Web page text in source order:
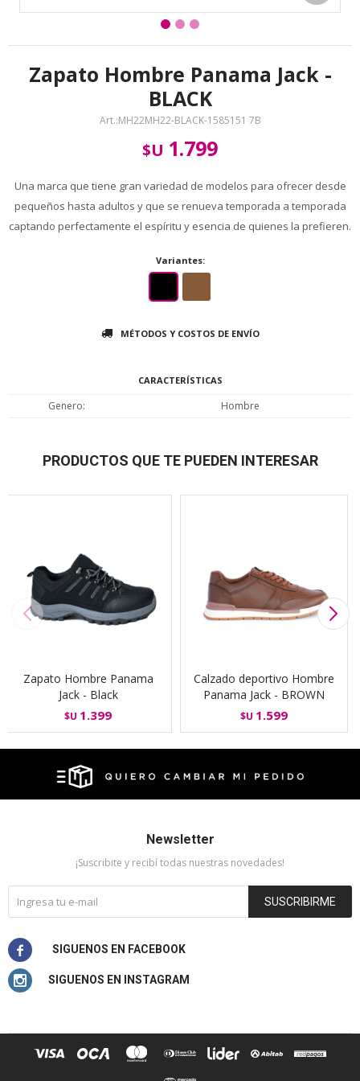
Zapato Hombre Panama Jack -
BLACK
MH22MH22-BLACK-1585151 7B
$U 1.799
Una marca que tiene gran variedad de modelos para ofrecer desde
pequeños hasta adultos y que se renueva temporada a temporada
captando perfectamente el espíritu y esencia de quienes la prefieren.
Variantes:
MÉTODOS Y COSTOS DE ENVÍO
CARACTERÍSTICAS
Genero Hombre
PRODUCTOS QUE TE PUEDEN INTERESAR
Zapato Hombre Panama
Jack - Black
$U 1.399
Calzado deportivo Hombre
Panama Jack - BROWN
$U 1.599
Newsletter
¡Suscribite y recibí todas nuestras novedades!
SUSCRIBIRME

